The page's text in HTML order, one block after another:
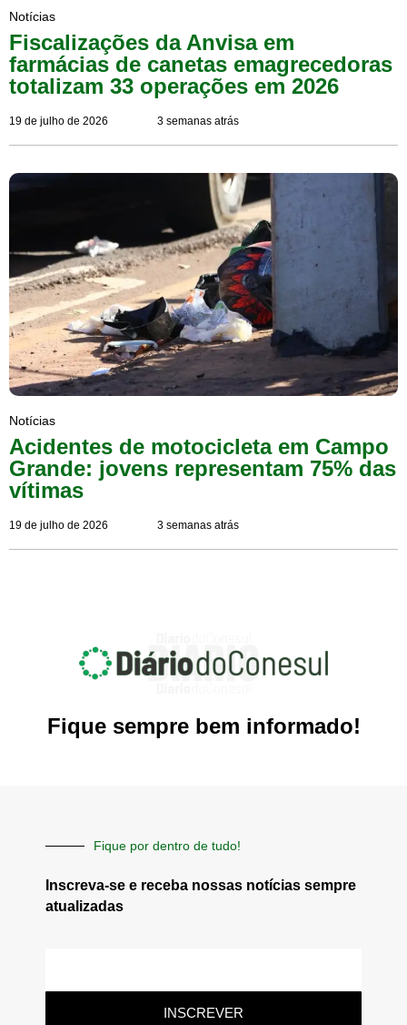
Notícias
Fiscalizações da Anvisa em
farmácias de canetas emagrecedoras
totalizam 33 operações em 2026
19 de julho de 2026 3 semanas atrás
Notícias
Acidentes de motocicleta em Campo
Grande: jovens representam 75% das
vítimas
19 de julho de 2026 3 semanas atrás
Fique sempre bem informado!
Fique por dentro de tudo!
Inscreva-se e receba nossas notícias sempre
atualizadas
INSCREVER